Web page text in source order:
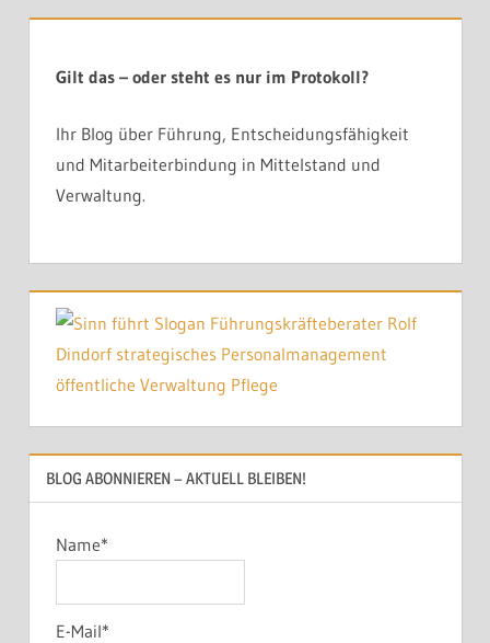
Gilt das – oder steht es nur im Protokoll?
Ihr Blog über Führung, Entscheidungsfähigkeit
und Mitarbeiterbindung in Mittelstand und
Verwaltung.
BLOG ABONNIEREN – AKTUELL BLEIBEN!
Name*
E-Mail*